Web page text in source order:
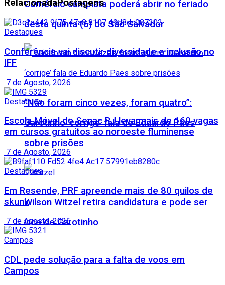
Comércio campista poderá abrir no feriado
desta quinta (6) do São Salvador
“Não foram cinco vezes, foram quatro”:
Garotinho ‘corrige’ fala de Eduardo Paes
sobre prisões
Wilson Witzel retira candidatura e pode ser
vice de Garotinho
RelacionadaPostagens
Destaques
Conferência vai discutir diversidade e inclusão no
IFF
7 de Agosto, 2026
Destaques
Escola Móvel do Senac RJ leva mais de 160 vagas
em cursos gratuitos ao noroeste fluminense
7 de Agosto, 2026
Destaques
Em Resende, PRF apreende mais de 80 quilos de
skunk
7 de Agosto, 2026
Campos
CDL pede solução para a falta de voos em
Campos